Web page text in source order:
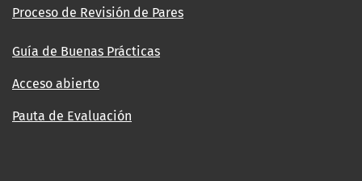
Proceso de Revisión de Pares
Guía de Buenas Prácticas
Acceso abierto
Pauta de Evaluación